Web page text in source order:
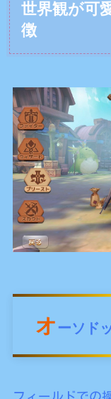
世界観が可
徴
オ ーソド
フィールドでの